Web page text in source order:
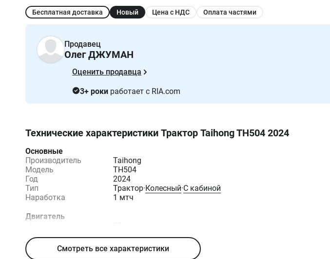
Бесплатная доставка Новый Цена с НДС Оплата частями
Продавец
Олег ДЖУМАН
Оценить продавца
3+ роки работает с RIA.com
Технические характеристики Трактор Taihong TH504 2024
Основные
Производитель
Taihong
Модель
TH504
Год
2024
Тип
Трактор·Колесный·С кабиной
Наработка
1 мтч
Двигатель
мощность, л.с.
Тип топливаСмотреть все характеристики